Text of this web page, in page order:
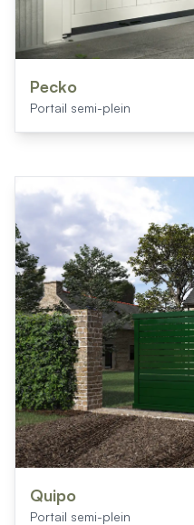
Pecko
Portail semi-plein
Quipo
Portail semi-plein